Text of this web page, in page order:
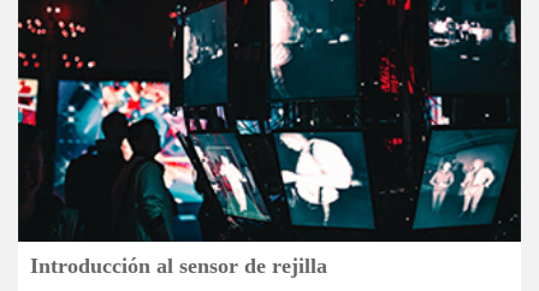
Introducción al sensor de rejilla